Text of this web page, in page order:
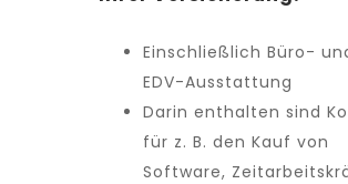
Einschließlich Büro-
EDV-Ausstattung
Darin enthalten sind
für z. B. den Kauf von
Software,